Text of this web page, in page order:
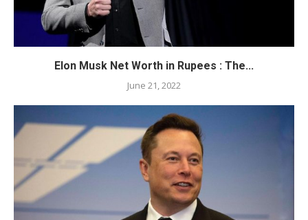
Elon Musk Net Worth in Rupees : The...
June 21, 2022